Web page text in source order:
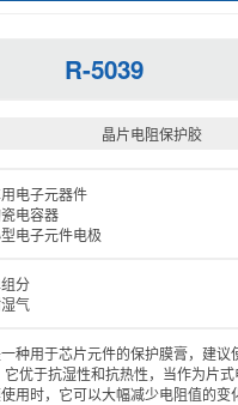
R-5039
晶片电阻保护胶
电子元器件
电容器
电子元件电极
分
气
种用于芯片元件的保护膜膏，建议
它优于抗湿性和抗热性，当作为片
用时，它可以大幅减少电阻值的变